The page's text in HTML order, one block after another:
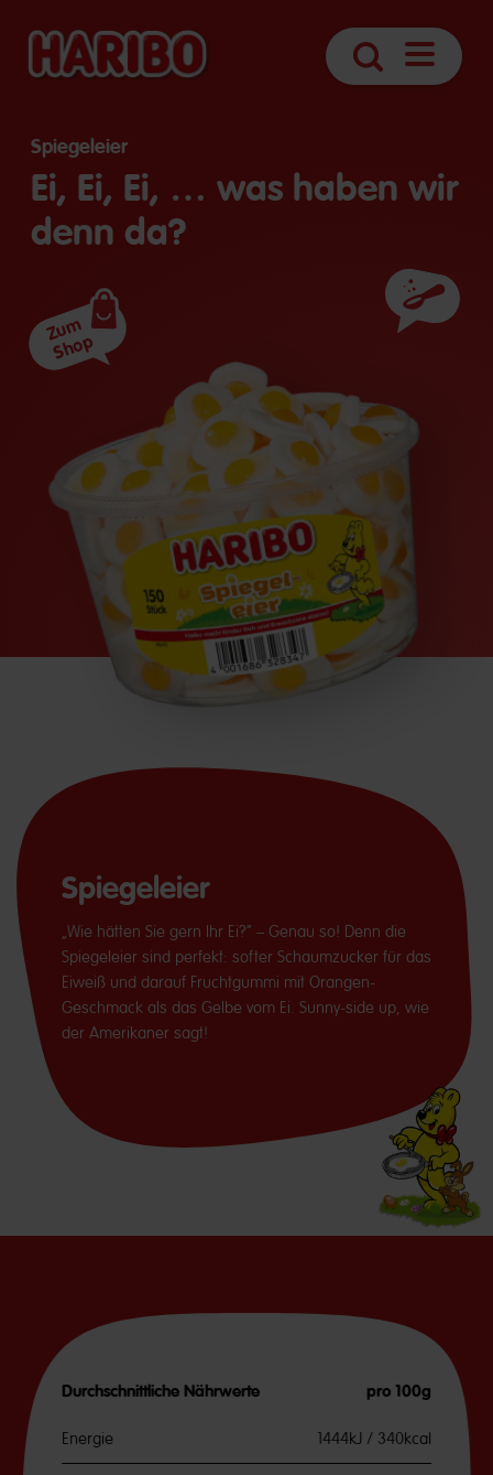
Suche
Spiegeleier
Ei, Ei, Ei, … was haben wir
denn da?
Zutaten
Zum
Shop
Spiegeleier
„Wie hätten Sie gern Ihr Ei?“ – Genau so! Denn die
Spiegeleier sind perfekt: softer Schaumzucker für das
Eiweiß und darauf Fruchtgummi mit Orangen-
Geschmack als das Gelbe vom Ei. Sunny-side up, wie
der Amerikaner sagt!
Durchschnittliche Nährwerte pro 100g
Energie 1444kJ / 340kcal